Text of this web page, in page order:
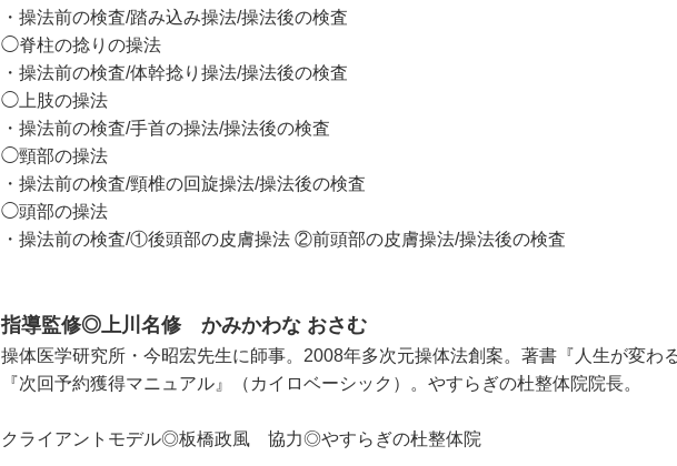
・操法前の検査/踏み込み操法/操法後の検査
◯脊柱の捻りの操法
・操法前の検査/体幹捻り操法/操法後の検査
◯上肢の操法
・操法前の検査/手首の操法/操法後の検査
◯頸部の操法
・操法前の検査/頸椎の回旋操法/操法後の検査
◯頭部の操法
・操法前の検査/①後頭部の皮膚操法 ②前頭部の皮膚操法/操法後の検査
指導監修◎上川名修 かみかわな おさむ
操体医学研究所・今昭宏先生に師事。2008年多次元操体法創案。著書『人生が変わ
『次回予約獲得マニュアル』（カイロベーシック）。やすらぎの杜整体院院長。
クライアントモデル◎板橋政風 協力◎やすらぎの杜整体院